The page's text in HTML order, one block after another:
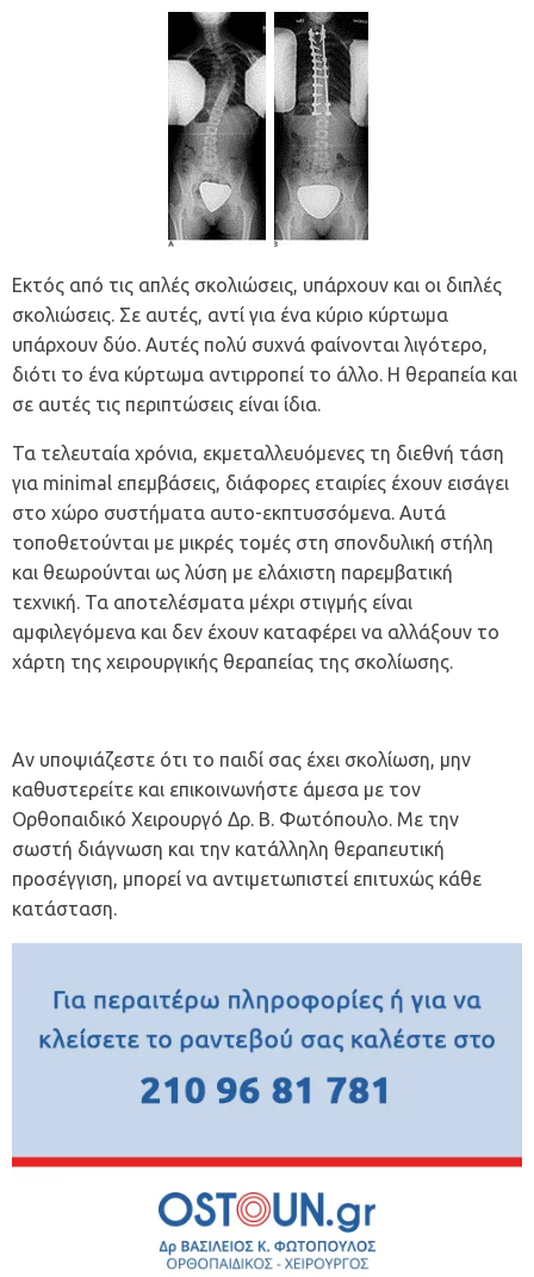
Εκτός από τις απλές σκολιώσεις, υπάρχουν και οι διπλές
σκολιώσεις. Σε αυτές, αντί για ένα κύριο κύρτωμα
υπάρχουν δύο. Αυτές πολύ συχνά φαίνονται λιγότερο,
διότι το ένα κύρτωμα αντιρροπεί το άλλο. Η θεραπεία και
σε αυτές τις περιπτώσεις είναι ίδια.
Τα τελευταία χρόνια, εκμεταλλευόμενες τη διεθνή τάση
για minimal επεμβάσεις, διάφορες εταιρίες έχουν εισάγει
στο χώρο συστήματα αυτο-εκπτυσσόμενα. Αυτά
τοποθετούνται με μικρές τομές στη σπονδυλική στήλη
και θεωρούνται ως λύση με ελάχιστη παρεμβατική
τεχνική. Τα αποτελέσματα μέχρι στιγμής είναι
αμφιλεγόμενα και δεν έχουν καταφέρει να αλλάξουν το
χάρτη της χειρουργικής θεραπείας της σκολίωσης.
Αν υποψιάζεστε ότι το παιδί σας έχει σκολίωση, μην
καθυστερείτε και επικοινωνήστε άμεσα με τον
Ορθοπαιδικό Χειρουργό Δρ. Β. Φωτόπουλο. Με την
σωστή διάγνωση και την κατάλληλη θεραπευτική
προσέγγιση, μπορεί να αντιμετωπιστεί επιτυχώς κάθε
κατάσταση.